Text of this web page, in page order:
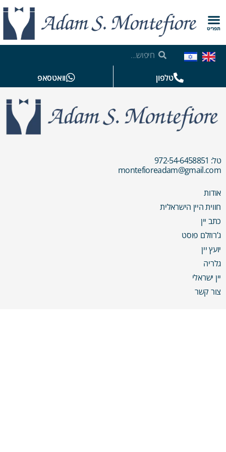
תפריט
טלפון וואטסאפ
טל: 972-54-6458851
montefioreadam@gmail.com
אודות
חווית היין הישראלית
כתב יין
ג’רוזלם פוסט
יועץ יין
גלריה
יין ישראלי
צור קשר